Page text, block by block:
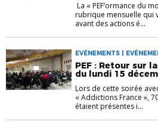
La « PEF’ormance du
rubrique mensuelle qui
avant des actions é...
EVÉNEMENTS |
PROGRAMME EDUCATIF
PEF : Retour sur
du lundi 15
Lors de cette soirée
« Addictions France »,
étaient présentes i...